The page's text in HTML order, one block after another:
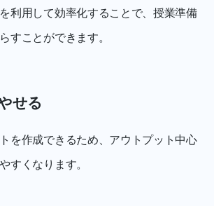
利用して効率化することで、授業準備
すことができます。
せる
を作成できるため、アウトプット中心
すくなります。